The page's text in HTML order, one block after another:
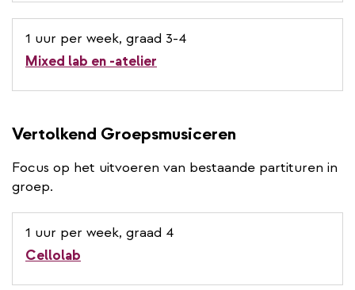
1 uur per week, graad 3-4
Mixed lab en -atelier
Vertolkend Groepsmusiceren
Focus op het uitvoeren van bestaande partituren in
groep.
1 uur per week, graad 4
Cellolab